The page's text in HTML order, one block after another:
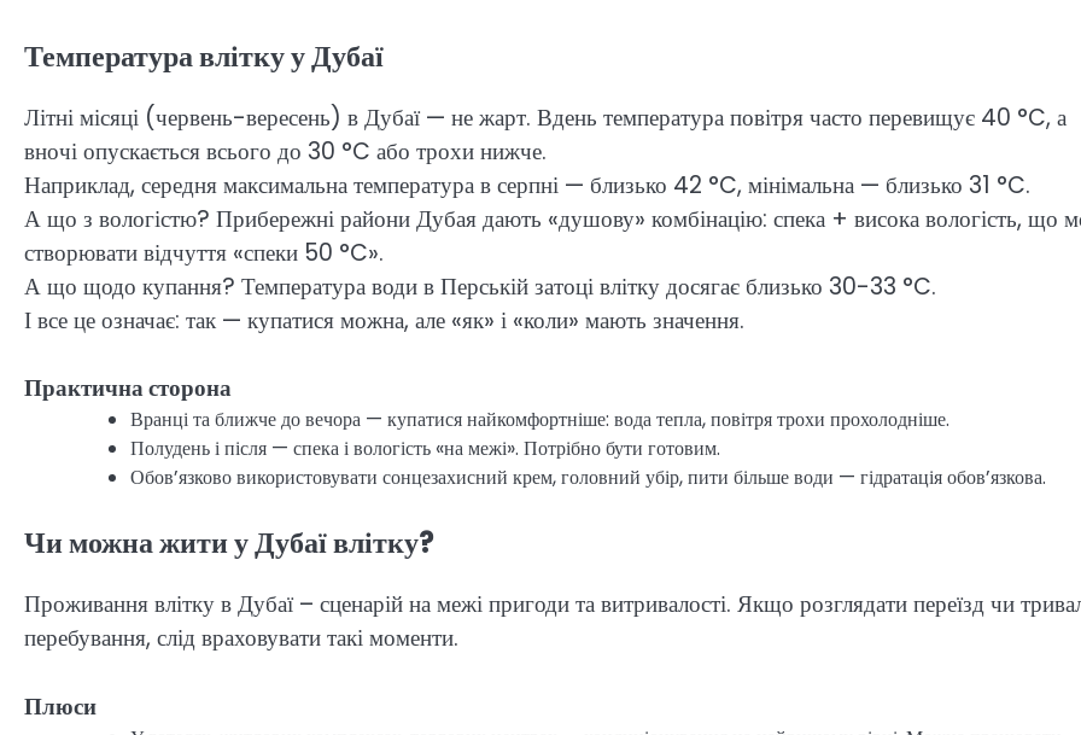
Температура влітку у Дубаї
Літні місяці (червень-вересень) в Дубаї — не жарт. Вдень температура повітря часто перевищує 40 °C, а
вночі опускається всього до 30 °C або трохи нижче.
Наприклад, середня максимальна температура в серпні — близько 42 °C, мінімальна — близько 31 °C.
А що з вологістю? Прибережні райони Дубая дають «душову» комбінацію: спека + висока вологість, що
створювати відчуття «спеки 50 °C».
А що щодо купання? Температура води в Перській затоці влітку досягає близько 30-33 °C.
І все це означає: так — купатися можна, але «як» і «коли» мають значення.
Практична сторона
Вранці та ближче до вечора — купатися найкомфортніше: вода тепла, повітря трохи прохолодніше.
Полудень і після — спека і вологість «на межі». Потрібно бути готовим.
Обов’язково використовувати сонцезахисний крем, головний убір, пити більше води — гідратація обов’язкова.
Чи можна жити у Дубаї влітку?
Проживання влітку в Дубаї – сценарій на межі пригоди та витривалості. Якщо розглядати переїзд чи
перебування, слід враховувати такі моменти.
Плюси